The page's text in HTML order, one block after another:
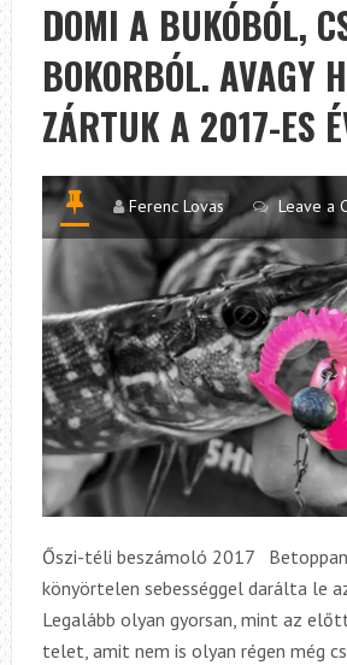
DOMI A BUKÓBÓL,
BOKORBÓL. AVAGY
ZÁRTUK A 2017-ES
Ferenc Lovas Leave a
Őszi-téli beszámoló 2017
könyörtelen sebességgel darálta le
Legalább olyan gyorsan, mint az
telet, amit nem is olyan régen még